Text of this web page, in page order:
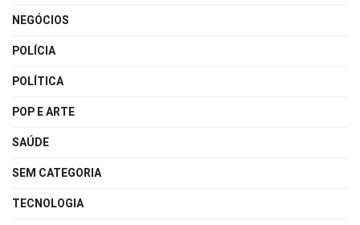
NEGÓCIOS
POLÍCIA
POLÍTICA
POP E ARTE
SAÚDE
SEM CATEGORIA
TECNOLOGIA